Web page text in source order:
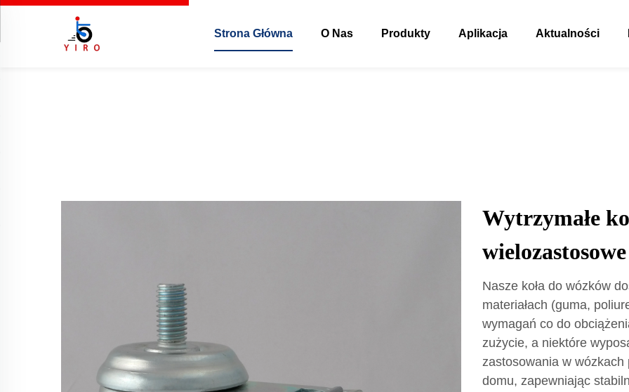
Strona Główna O Nas Produkty Aplikacja Aktualności
Wytrzymałe
wielozastosowe
Nasze koła do wózków
materiałach (guma,
wymagań co do
zużycie, a niektóre
zastosowania w wózkach
domu, zapewniając